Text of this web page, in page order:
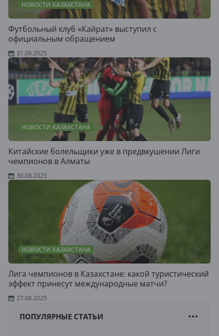
НОВОСТИ КАЗАХСТАНА
Футбольный клуб «Кайрат» выступил с
официальным обращением
31.08.2025
НОВОСТИ КАЗАХСТАНА
Китайские болельщики уже в предвкушении Лиги
чемпионов в Алматы
30.08.2025
НОВОСТИ КАЗАХСТАНА
Лига чемпионов в Казахстане: какой туристический
эффект принесут международные матчи?
27.08.2025
ПОПУЛЯРНЫЕ СТАТЬИ